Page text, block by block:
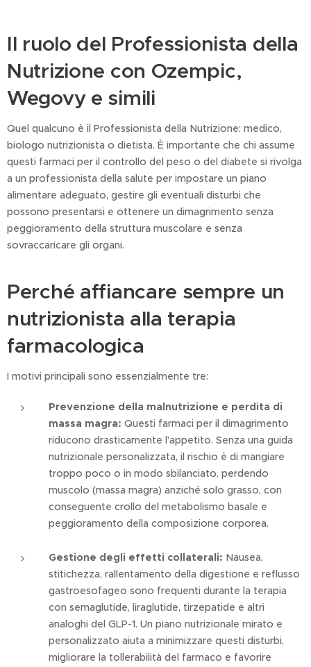
Il ruolo del Professionista della
Nutrizione con Ozempic,
Wegovy e simili
Quel qualcuno è il Professionista della Nutrizione: medico,
biologo nutrizionista o dietista. È importante che chi assume
questi farmaci per il controllo del peso o del diabete si rivolga
a un professionista della salute per impostare un piano
alimentare adeguato, gestire gli eventuali disturbi che
possono presentarsi e ottenere un dimagrimento senza
peggioramento della struttura muscolare e senza
sovraccaricare gli organi.
Perché affiancare sempre un
nutrizionista alla terapia
farmacologica
I motivi principali sono essenzialmente tre:
Prevenzione della malnutrizione e perdita di
massa magra: Questi farmaci per il dimagrimento
riducono drasticamente l’appetito. Senza una guida
nutrizionale personalizzata, il rischio è di mangiare
troppo poco o in modo sbilanciato, perdendo
muscolo (massa magra) anziché solo grasso, con
conseguente crollo del metabolismo basale e
peggioramento della composizione corporea.
Gestione degli effetti collaterali: Nausea,
stitichezza, rallentamento della digestione e reflusso
gastroesofageo sono frequenti durante la terapia
con semaglutide, liraglutide, tirzepatide e altri
analoghi del GLP-1. Un piano nutrizionale mirato e
personalizzato aiuta a minimizzare questi disturbi,
migliorare la tollerabilità del farmaco e favorire